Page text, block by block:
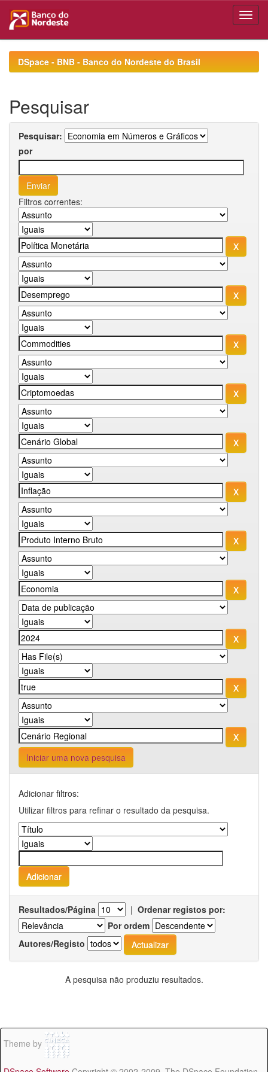
navigationDSpace - BNB - Banco do Nordeste do Brasil
Pesquisar
Pesquisar:
por
Filtros correntes:
Iniciar uma nova pesquisa
Adicionar filtros:
Utilizar filtros para refinar o resultado da pesquisa.
Resultados/Página | Ordenar registos por:
Por ordem
Autores/Registo
A pesquisa não produziu resultados.
Theme by